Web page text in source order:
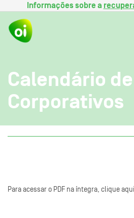
Informações sobre a
Calendário
Corporativos
Para acessar o PDF na íntegra, clique